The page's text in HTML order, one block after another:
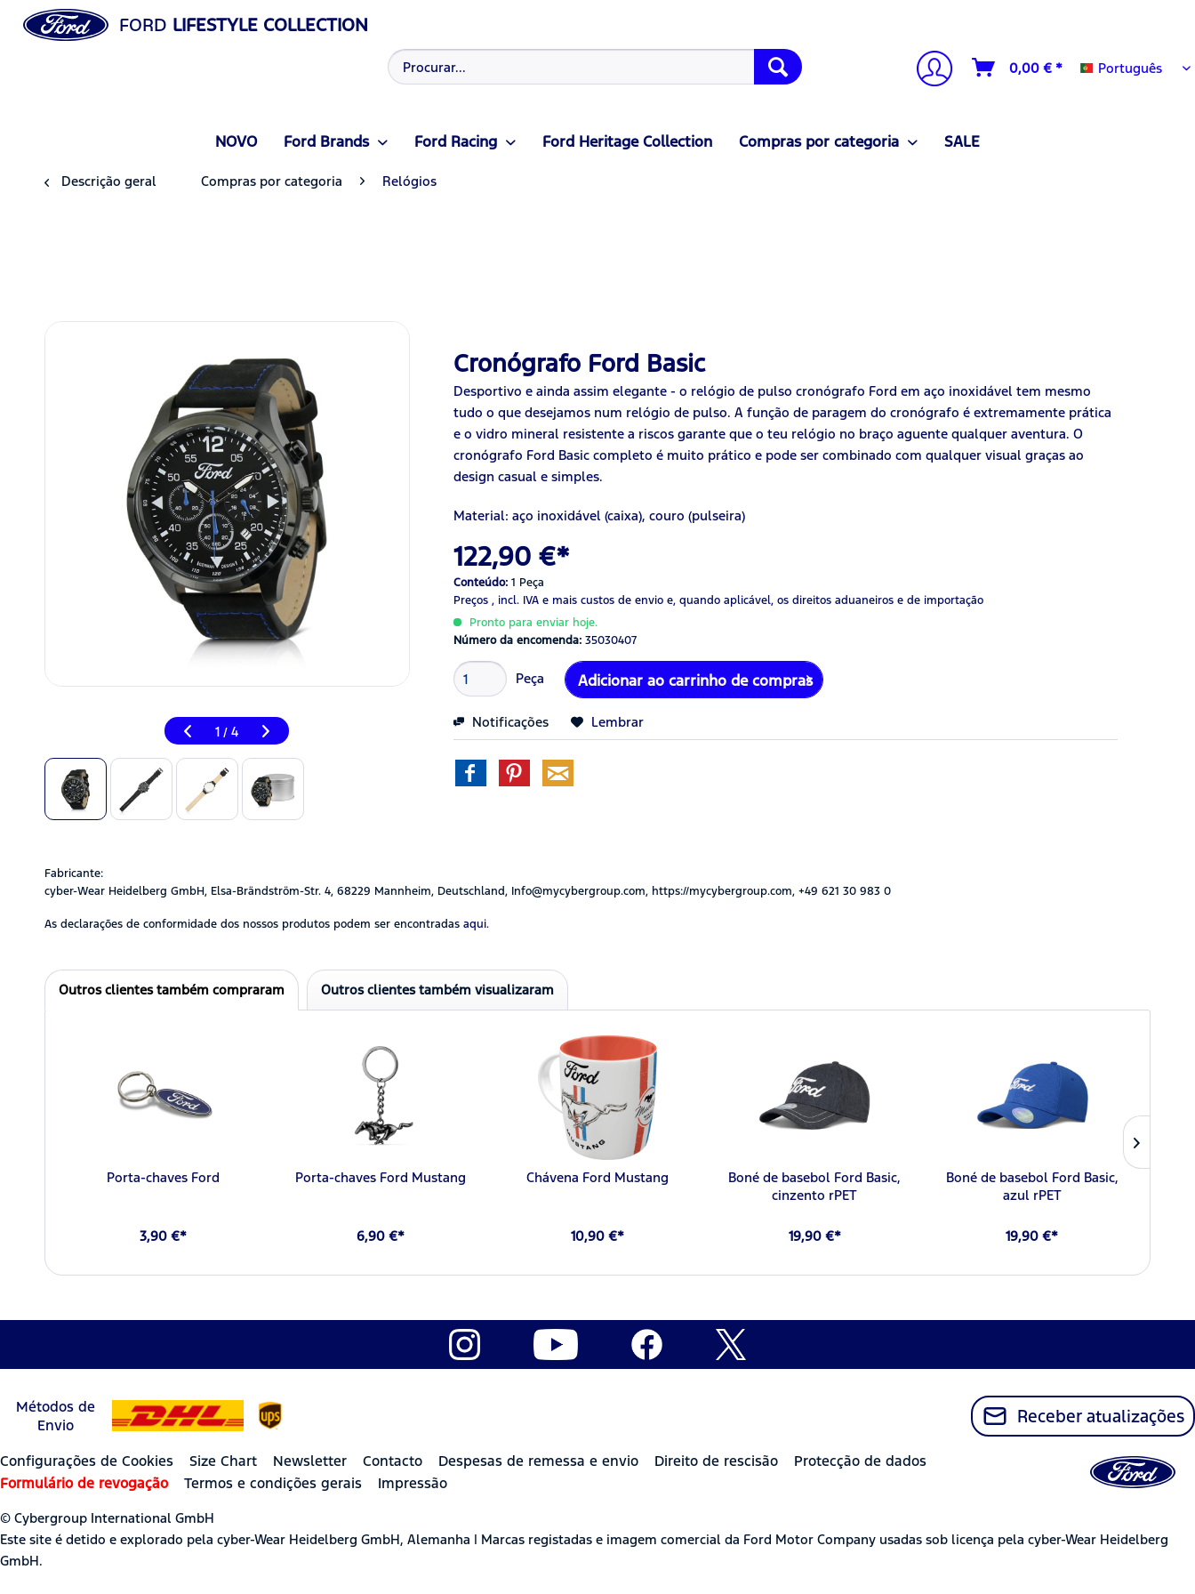
FORD LIFESTYLE COLLECTION
0,00 € * Português
Português
NOVO Ford Brands Ford Racing Ford Heritage Collection Compras por categoria SALE
Descrição geral Compras por categoria Relógios
1 / 4
Cronógrafo Ford Basic
Desportivo e ainda assim elegante - o relógio de pulso cronógrafo Ford em aço inoxidável tem mesmo
tudo o que desejamos num relógio de pulso. A função de paragem do cronógrafo é extremamente prática
e o vidro mineral resistente a riscos garante que o teu relógio no braço aguente qualquer aventura. O
cronógrafo Ford Basic completo é muito prático e pode ser combinado com qualquer visual graças ao
design casual e simples.
Material: aço inoxidável (caixa), couro (pulseira)
122,90 €*
Conteúdo:1 Peça
Preços , incl. IVAe mais custos de envio e, quando aplicável, os direitos aduaneiros e de importação
Pronto para enviar hoje.
Número da encomenda:35030407
Peça Adicionar ao carrinho de compras
Notificações Lembrar
Fabricante:
cyber-Wear Heidelberg GmbH, Elsa-Brändström-Str. 4, 68229 Mannheim, Deutschland, Info@mycybergroup.com, https://mycybergroup.com, +49 621 30 983 0
As declarações de conformidade dos nossos produtos podem ser encontradas aqui.
Outros clientes também compraram Outros clientes também visualizaram
Porta-chaves Ford
3,90 €*
Porta-chaves Ford Mustang
6,90 €*
Chávena Ford Mustang
10,90 €*
Boné de basebol Ford Basic,
cinzento rPET
19,90 €*
Boné de basebol Ford Basic,
azul rPET
19,90 €*
Métodos de
Envio
Receber atualizações
Configurações de Cookies Size Chart Newsletter Contacto Despesas de remessa e envio Direito de rescisão
Protecção de dados
Formulário de revogação
Termos e condições gerais Impressão
© Cybergroup International GmbH
Este site é detido e explorado pela cyber-Wear Heidelberg GmbH, Alemanha | Marcas registadas e imagem comercial da Ford Motor Company usadas sob licença pela cyber-Wear Heidelberg
GmbH.